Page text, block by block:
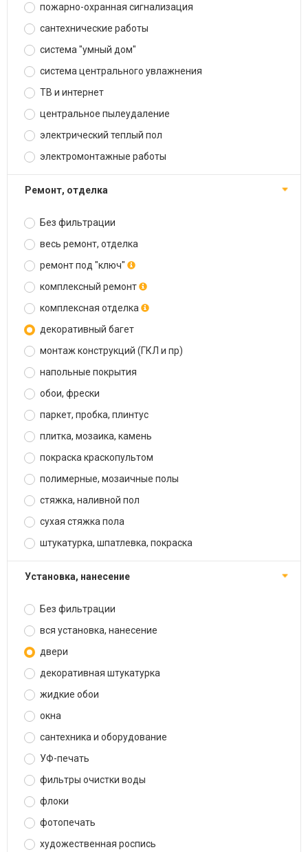
пожарно-охранная сигнализация
сантехнические работы
система "умный дом"
система центрального увлажнения
ТВ и интернет
центральное пылеудаление
электрический теплый пол
электромонтажные работы
ремонт, отделка
Без фильтрации
весь ремонт, отделка
ремонт под "ключ"
комплексный ремонт
комплексная отделка
декоративный багет
монтаж конструкций (ГКЛ и пр)
напольные покрытия
обои, фрески
паркет, пробка, плинтус
плитка, мозаика, камень
покраска краскопультом
полимерные, мозаичные полы
стяжка, наливной пол
сухая стяжка пола
штукатурка, шпатлевка, покраска
установка, нанесение
Без фильтрации
вся установка, нанесение
двери
декоративная штукатурка
жидкие обои
окна
сантехника и оборудование
УФ-печать
фильтры очистки воды
флоки
фотопечать
художественная роспись